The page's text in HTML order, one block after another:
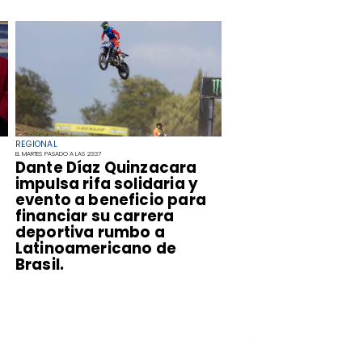
REGIONAL
EL MARTES PASADO A LAS 23:37
Dante Díaz Quinzacara
impulsa rifa solidaria y
evento a beneficio para
financiar su carrera
deportiva rumbo a
Latinoamericano de
Brasil.